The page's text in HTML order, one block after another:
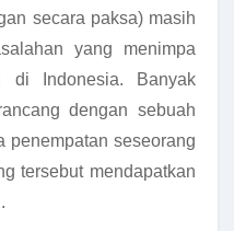
secara paksa) masih
yang menimpa
di Indonesia. Banyak
dengan sebuah
penempatan seseorang
tersebut mendapatkan